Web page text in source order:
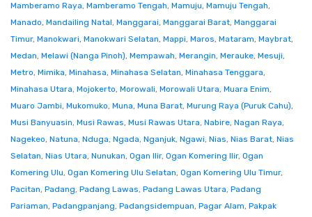
Mamberamo Raya, Mamberamo Tengah, Mamuju, Mamuju Tengah,
Manado, Mandailing Natal, Manggarai, Manggarai Barat, Manggarai
Timur, Manokwari, Manokwari Selatan, Mappi, Maros, Mataram, Maybrat,
Medan, Melawi (Nanga Pinoh), Mempawah, Merangin, Merauke, Mesuji,
Metro, Mimika, Minahasa, Minahasa Selatan, Minahasa Tenggara,
Minahasa Utara, Mojokerto, Morowali, Morowali Utara, Muara Enim,
Muaro Jambi, Mukomuko, Muna, Muna Barat, Murung Raya (Puruk Cahu),
Musi Banyuasin, Musi Rawas, Musi Rawas Utara, Nabire, Nagan Raya,
Nagekeo, Natuna, Nduga, Ngada, Nganjuk, Ngawi, Nias, Nias Barat, Nias
Selatan, Nias Utara, Nunukan, Ogan Ilir, Ogan Komering Ilir, Ogan
Komering Ulu, Ogan Komering Ulu Selatan, Ogan Komering Ulu Timur,
Pacitan, Padang, Padang Lawas, Padang Lawas Utara, Padang
Pariaman, Padangpanjang, Padangsidempuan, Pagar Alam, Pakpak